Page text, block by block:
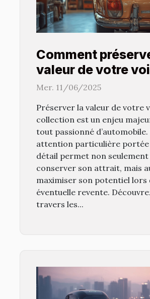
Comment
valeur de votre
de collection
Mer. 11/06/2025
Préserver la valeur de votre
collection est un enjeu
tout passionné d’automobile.
attention particulière portée
détail permet non seulement
conserver son attrait, mais
maximiser son potentiel lors
éventuelle revente.
travers les...